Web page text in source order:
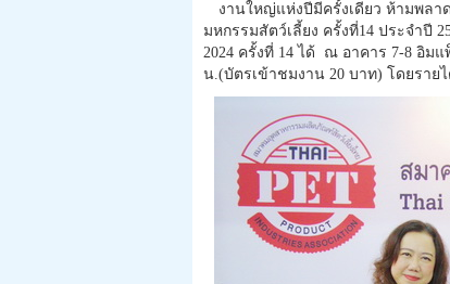
งานใหญ่แห่งปีมีครั้งเดียว ห้ามพลา
มหกรรมสัตว์เลี้ยง ครั้งที่14 ประจำปี
2024 ครั้งที่ 14 ได้ ณ อาคาร 7-8 อิมแ
น.(บัตรเข้าชมงาน 20 บาท) โดยราย